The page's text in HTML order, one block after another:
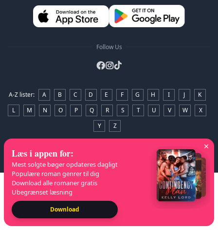
Follow Us
A-Z lister: A B C D E F G H I J
K
L
M N O P Q R S T U V W
X
Y
Z
Læs i appen for:
Mest solgte bøger opdateres dagligt
Populære roman genrer til dig
Download alle romaner gratis
Ubegrænset læsning
Download